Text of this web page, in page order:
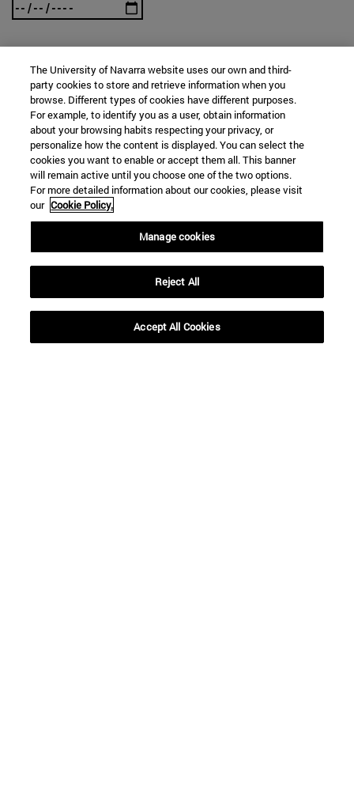
BUSCAR
The University of Navarra website uses our own and third-
party cookies to store and retrieve information when you
browse. Different types of cookies have different purposes.
For example, to identify you as a user, obtain information
about your browsing habits respecting your privacy, or
personalize how the content is displayed. You can select the
cookies you want to enable or accept them all. This banner
will remain active until you choose one of the two options.
For more detailed information about our cookies, please visit
our Cookie Policy.
Manage cookies
Reject All
Accept All Cookies